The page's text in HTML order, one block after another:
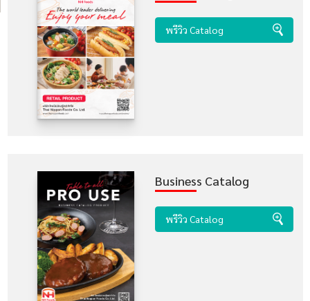
พรีวิว Catalog
Business Catalog
พรีวิว Catalog